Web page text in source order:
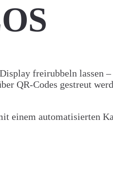
freirubbeln lassen
QR-Codes gestreut
einem automatisierten